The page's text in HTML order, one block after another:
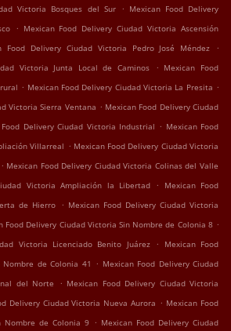
Victoria Bosques del Sur . Mexican Food Delivery
. Mexican Food Delivery Ciudad Victoria Ascensión
Food Delivery Ciudad Victoria Pedro José Méndez
.
Victoria Junta Local de Caminos
. Mexican Food
. Mexican Food Delivery Ciudad Victoria La Presita .
Victoria Sierra Ventana . Mexican Food Delivery Ciudad
Food Delivery Ciudad Victoria Industrial . Mexican Food
Villarreal . Mexican Food Delivery Ciudad Victoria
. Mexican Food Delivery Ciudad Victoria Colinas del Valle
Victoria Ampliación la Libertad .
Mexican Food
de Hierro . Mexican Food Delivery Ciudad Victoria
Food Delivery Ciudad Victoria Sin Nombre de Colonia 8 .
Victoria Licenciado Benito Juárez
.
Mexican Food
de Colonia 41 . Mexican Food Delivery Ciudad
del Norte
. Mexican Food Delivery Ciudad Victoria
Delivery Ciudad Victoria Nueva Aurora . Mexican Food
Nombre de Colonia 9 . Mexican Food Delivery Ciudad